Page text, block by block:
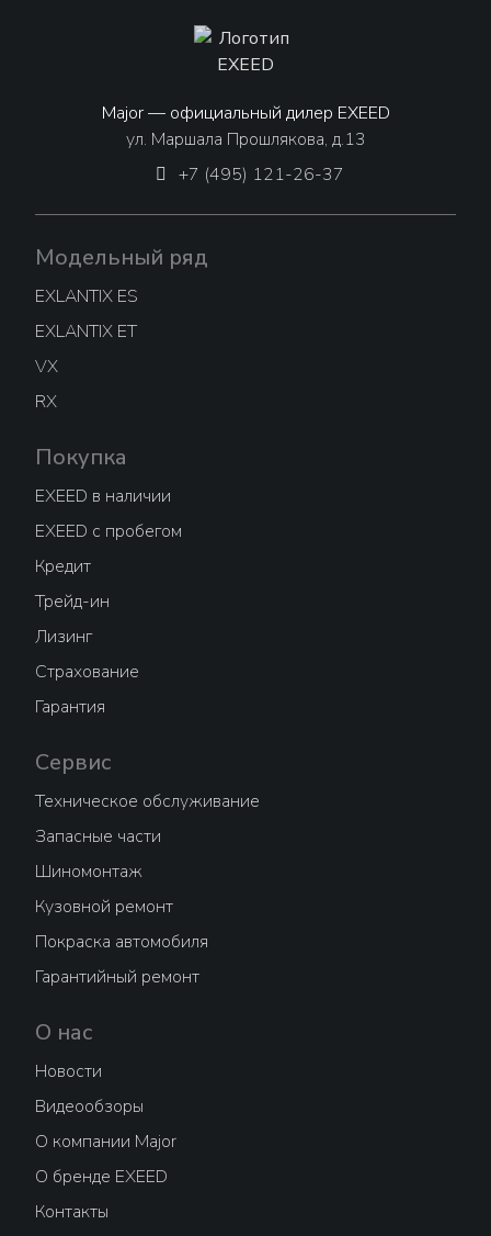
Major — официальный дилер EXEED
ул. Маршала Прошлякова, д.13
+7 (495) 121-26-37
Модельный ряд
EXLANTIX ES
EXLANTIX ET
VX
RX
Покупка
EXEED в наличии
EXEED с пробегом
Кредит
Трейд-ин
Лизинг
Страхование
Гарантия
Сервис
Техническое обслуживание
Запасные части
Шиномонтаж
Кузовной ремонт
Покраска автомобиля
Гарантийный ремонт
О нас
Новости
Видеообзоры
О компании Major
О бренде EXEED
Контакты